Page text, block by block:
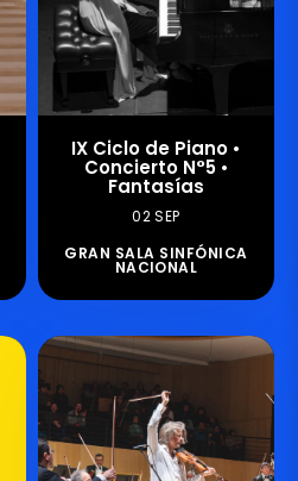
IX Ciclo de Piano •
Concierto N°5 •
Fantasías
02 SEP
GRAN SALA SINFÓNICA
NACIONAL